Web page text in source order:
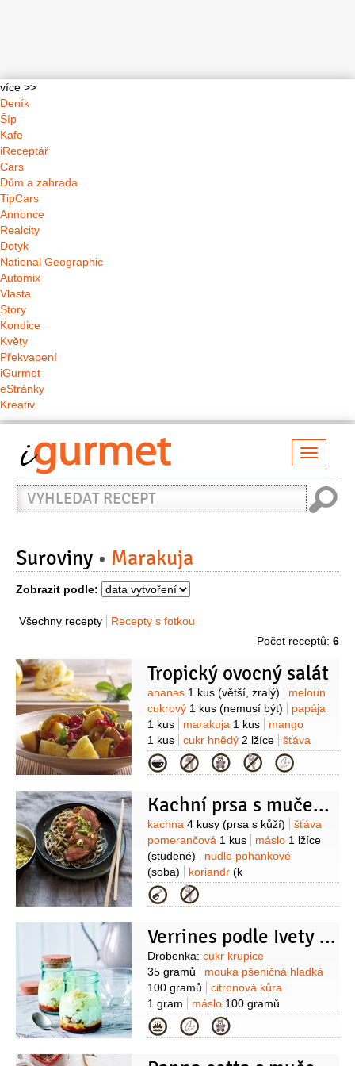
více >>
Deník
Šíp
Kafe
iReceptář
Cars
Dům a zahrada
TipCars
Annonce
Realcity
Dotyk
National Geographic
Automix
Vlasta
Story
Kondice
Květy
Překvapení
iGurmet
eStránky
Kreativ
Vyhledat
recept
Suroviny Marakuja
Zobrazit podle:
Všechny recepty
Recepty s fotkou
Počet receptů: 6
Tropický ovocný salát
Suroviny
ananas 1 kus (větší, zralý)
meloun
cukrový 1 kus (nemusí být)
papája
1 kus
marakuja 1 kus
mango
1 kus
cukr hnědý 2 lžíce
šťáva
citronová1 kus (z 1
citronu)
citronová kůra1 kus (z 1
Kategorie
Kachní prsa s mučenkovou salsou
Suroviny
kachna 4 kusy (prsa s kůží)
šťáva
pomerančová 1 kus máslo 1 lžíce
(studené)
nudle pohankové
(soba)
koriandr (k
podávání)
jarní2 kusy
paprička chilli červená
Kategorie
Verrines podle Ivety Fabešové
Suroviny
Drobenka: cukr krupice
35 gramů
mouka pšeničná hladká
100 gramů
citronová kůra
1 gram
máslo 100 gramů
(změklé)
sůl1 špetka
banány2 kusy citron1 kus
Kategorie